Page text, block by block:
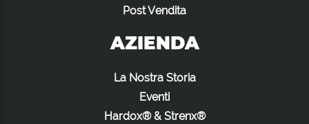
Post Vendita
AZIENDA
La Nostra Storia
Eventi
Hardox® & Strenx®